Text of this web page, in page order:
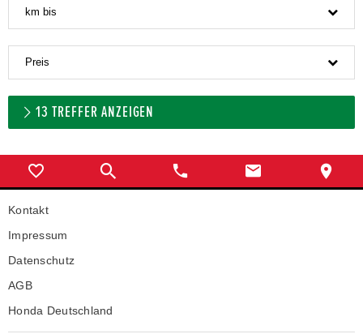
km bis
Preis
13 TREFFER ANZEIGEN
Kontakt
Impressum
Datenschutz
AGB
Honda Deutschland